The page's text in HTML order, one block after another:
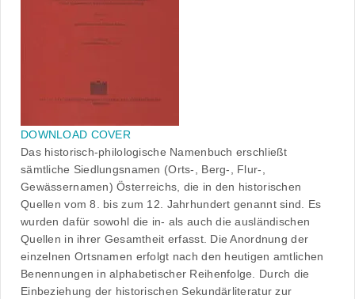
DOWNLOAD COVER
Das historisch-philologische Namenbuch erschließt
sämtliche Siedlungsnamen (Orts-, Berg-, Flur-,
Gewässernamen) Österreichs, die in den historischen
Quellen vom 8. bis zum 12. Jahrhundert genannt sind. Es
wurden dafür sowohl die in- als auch die ausländischen
Quellen in ihrer Gesamtheit erfasst. Die Anordnung der
einzelnen Ortsnamen erfolgt nach den heutigen amtlichen
Benennungen in alphabetischer Reihenfolge. Durch die
Einbeziehung der historischen Sekundärliteratur zur